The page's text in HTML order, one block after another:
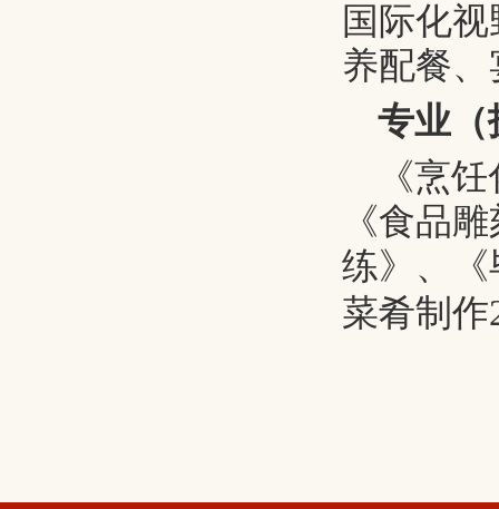
国际化
养配餐
专业（
《烹
《食品
练》 、
菜肴制作